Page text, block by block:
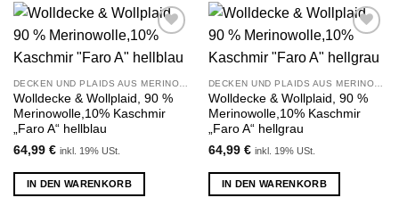
Wunschliste
Wolldecke & Wollplaid, 90 %
Merinowolle,10% Kaschmir
„Faro A“ hellblau
64,99 € inkl. 19% USt.
IN DEN WARENKORB
Wunschliste
Wolldecke & Wollplaid, 90 %
Merinowolle,10% Kaschmir
„Faro A“ hellgrau
64,99 € inkl. 19% USt.
IN DEN WARENKORB